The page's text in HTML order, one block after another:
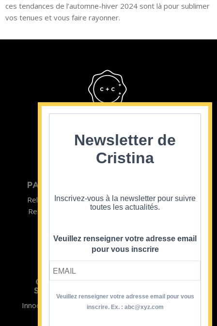
ces tendances de l’automne-hiver 2024 sont là pour sublimer
vos tenues et vous faire rayonner.
PARTICULIER
Relooking homme
Relooking femme
Team Building
Formations
CRISTINA
SOUTIENT
Innocence en Danger
Contact
Newsletter de
Cristina
Inscrivez-vous à la newsletter pour suivre
toutes les actualités.
Veuillez renseigner votre adresse email
pour vous inscrire
Veuillez renseigner votre adresse email pour vous
inscrire. Ex. : abc@xyz.com